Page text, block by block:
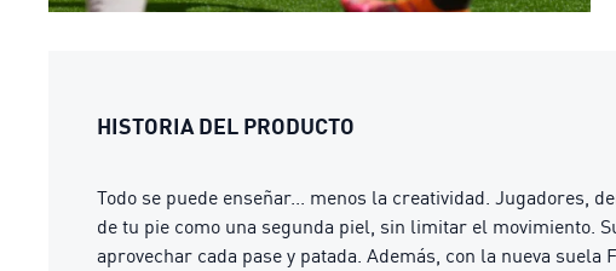
HISTORIA DEL PRODUCTO
Todo se puede enseñar... menos la creatividad. Jugadores,
de tu pie como una segunda piel, sin limitar el movimiento.
aprovechar cada pase y patada. Además, con la nueva